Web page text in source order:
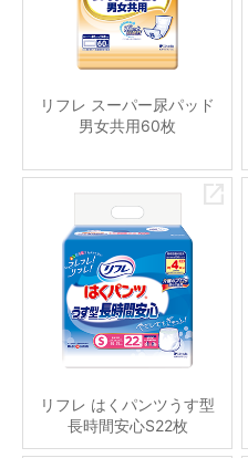
リフレ スーパー尿パッド
男女共用60枚
リフレ はくパンツうす型
長時間安心S22枚